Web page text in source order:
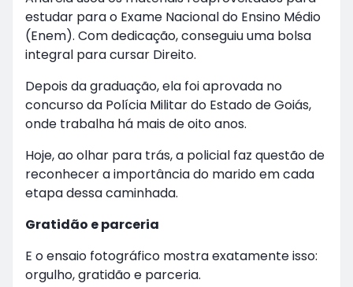
estudar para o Exame Nacional do Ensino Médio
(Enem). Com dedicação, conseguiu uma bolsa
integral para cursar Direito.
Depois da graduação, ela foi aprovada no
concurso da Polícia Militar do Estado de Goiás,
onde trabalha há mais de oito anos.
Hoje, ao olhar para trás, a policial faz questão de
reconhecer a importância do marido em cada
etapa dessa caminhada.
Gratidão e parceria
E o ensaio fotográfico mostra exatamente isso:
orgulho, gratidão e parceria.